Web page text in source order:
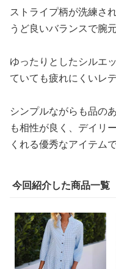
ストライプ柄が洗練さ
うど良いバランスで腕
ゆったりとしたシルエ
ていても疲れにくいレ
シンプルながらも品の
も相性が良く、デイリ
くれる優秀なアイテムで
今回紹介した商品一覧